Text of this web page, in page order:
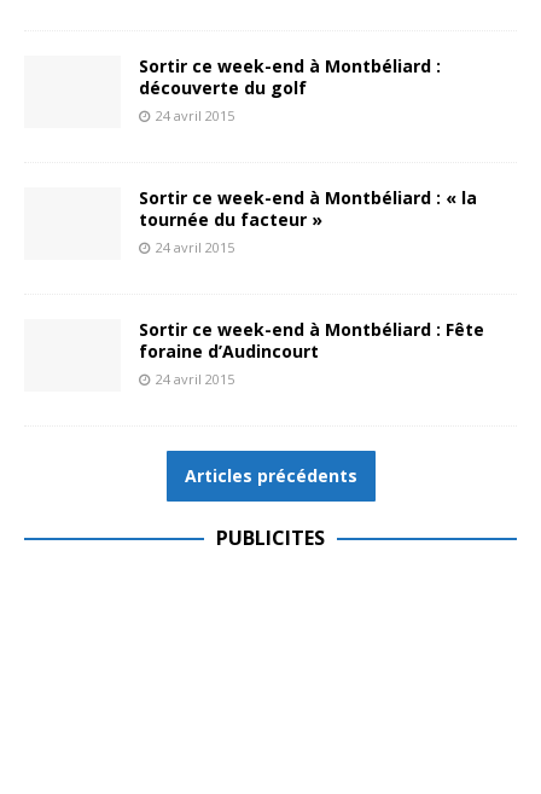
Sortir ce week-end à Montbéliard :
découverte du golf
24 avril 2015
Sortir ce week-end à Montbéliard : « la
tournée du facteur »
24 avril 2015
Sortir ce week-end à Montbéliard : Fête
foraine d’Audincourt
24 avril 2015
Articles précédents
PUBLICITES